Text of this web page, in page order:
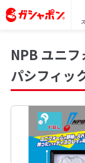
NPB ユニ
パシフィッ